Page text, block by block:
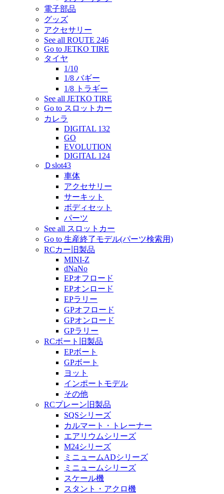
電子部品
グッズ
アクセサリー
See all ROUTE 246
Go to JETKO TIRE
タイヤ
1/10
1/8 バギー
1/8 トラギー
See all JETKO TIRE
Go to スロットカー
カレラ
DIGITAL 132
GO
EVOLUTION
DIGITAL 124
Ｄslot43
車体
アクセサリー
サーキット
ボディセット
パーツ
See all スロットカー
Go to 生産終了モデル(パーツ検索用)
RCカー旧製品
MINI-Z
dNaNo
EPオフロード
EPオンロード
EPラリー
GPオフロード
GPオンロード
GPラリー
RCボート旧製品
EPボート
GPボート
ヨット
インポートモデル
その他
RCプレーン旧製品
SQSシリーズ
カルマート・トレーナー
エアリウムシリーズ
M24シリーズ
ミニュームADシリーズ
ミニュームシリーズ
スケール機
スタント・アクロ機